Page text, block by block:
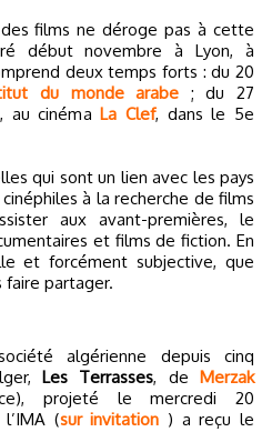
films ne déroge pas à cette
début novembre à Lyon, à
deux temps forts : du 20
du monde arabe ; du 27
au cinéma La Clef, dans le 5e
qui sont un lien avec les pays
à la recherche de films
aux avant-premières, le
et films de fiction. En
et forcément subjective, que
faire partager.
Les Terrasses, de Merzak
projeté le mercredi 20
(sur invitation ) a reçu le